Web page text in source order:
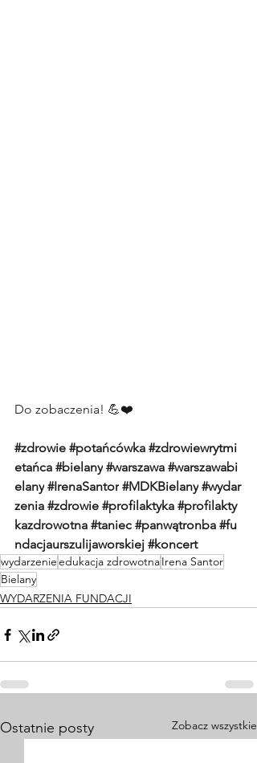
Do zobaczenia! 💪❤️
#zdrowie #potańcówka #zdrowiewrytmi
etańca #bielany #warszawa #warszawabi
elany #IrenaSantor #MDKBielany #wydar
zenia #zdrowie #profilaktyka #profilakty
kazdrowotna #taniec #panwątronba #fu
ndacjaurszulijaworskiej #koncert
wydarzenieedukacja zdrowotnaIrena Santor
Bielany
WYDARZENIA FUNDACJI
Ostatnie posty Zobacz wszystkie